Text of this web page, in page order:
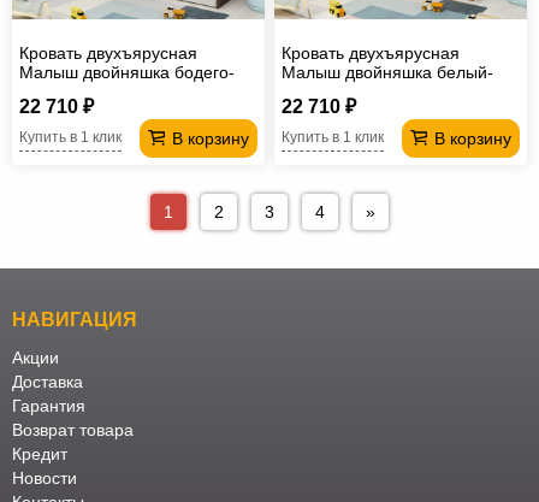
Кровать двухъярусная
Малыш двойняшка бодего-
22 710 ₽
В корзину
Купить в 1 клик
Кровать двухъярусная
Малыш двойняшка белый-
22 710 ₽
В корзину
Купить в 1 клик
1 2 3 4 »
НАВИГАЦИЯ
Акции
Доставка
Гарантия
Возврат товара
Кредит
Новости